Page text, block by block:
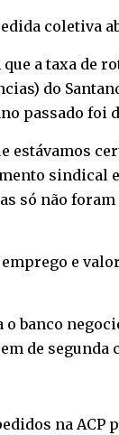
coletiva
a taxa de
do
passado foi
estávamos
sindical
só não
e
o banco
de
na